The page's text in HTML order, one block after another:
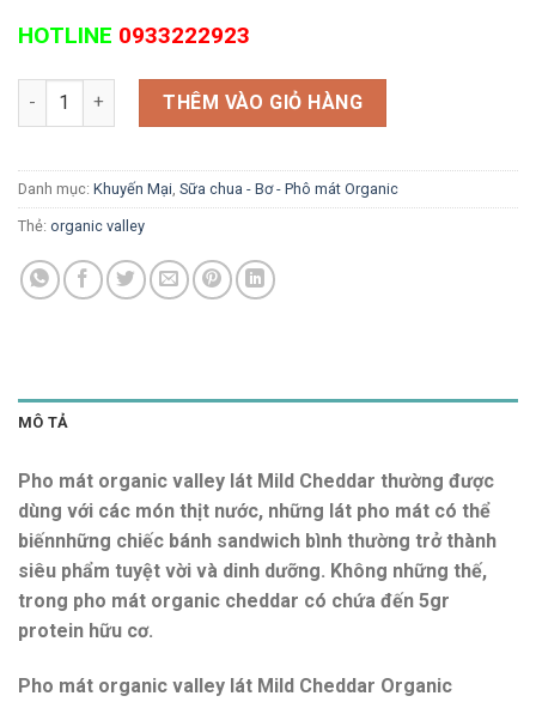
HOTLINE 0933222923
Pho mát organic valley dạng lát - Mild Cheddar số lượng
THÊM VÀO GIỎ HÀNG
Danh mục: Khuyến Mại, Sữa chua - Bơ - Phô mát Organic
Thẻ: organic valley
MÔ TẢ
Pho mát organic valley lát Mild Cheddar thường được
dùng với các món thịt nước, những lát pho mát có thể
biếnnhững chiếc bánh sandwich bình thường trở thành
siêu phẩm tuyệt vời và dinh dưỡng. Không những thế,
trong pho mát organic cheddar có chứa đến 5gr
protein hữu cơ.
Pho mát organic valley lát Mild Cheddar Organic